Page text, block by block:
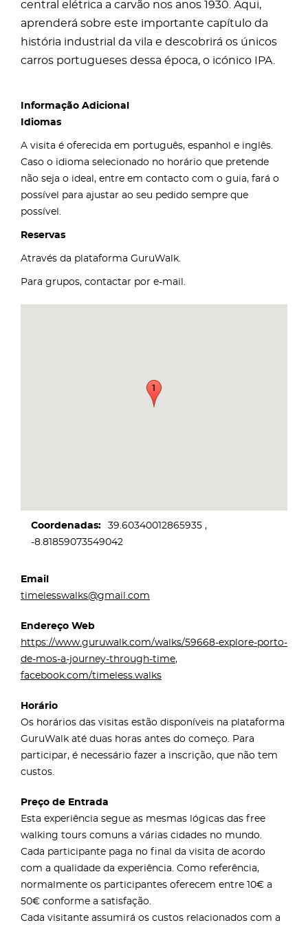
central elétrica a carvão nos anos 1930. Aqui,
aprenderá sobre este importante capítulo da
história industrial da vila e descobrirá os únicos
carros portugueses dessa época, o icónico IPA.
Informação Adicional
Idiomas
A visita é oferecida em português, espanhol e inglês.
Caso o idioma selecionado no horário que pretende
não seja o ideal, entre em contacto com o guia, fará o
possível para ajustar ao seu pedido sempre que
possível.
Reservas
Através da plataforma GuruWalk.
Para grupos, contactar por e-mail.
Coordenadas
39.60340012865935
-8.81859073549042
Email
timelesswalks@gmail.com
Endereço Web
https://www.guruwalk.com/walks/59668-explore-porto-
de-mos-a-journey-through-time,
facebook.com/timeless.walks
Horário
Os horários das visitas estão disponíveis na plataforma
GuruWalk até duas horas antes do começo. Para
participar, é necessário fazer a inscrição, que não tem
custos.
Preço de Entrada
Esta experiência segue as mesmas lógicas das free
walking tours comuns a várias cidades no mundo.
Cada participante paga no final da visita de acordo
com a qualidade da experiência. Como referência,
normalmente os participantes oferecem entre 10€ a
50€ conforme a satisfação.
Cada visitante assumirá os custos relacionados com a